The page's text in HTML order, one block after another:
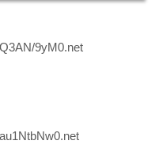
9yM0.net